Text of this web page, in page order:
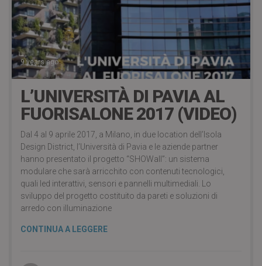
9 years ago
L’UNIVERSITÀ DI PAVIA AL
FUORISALONE 2017 (VIDEO)
Dal 4 al 9 aprile 2017, a Milano, in due location dell’Isola
Design District, l’Università di Pavia e le aziende partner
hanno presentato il progetto “SHOWall”: un sistema
modulare che sarà arricchito con contenuti tecnologici,
quali led interattivi, sensori e pannelli multimediali. Lo
sviluppo del progetto costituito da pareti e soluzioni di
arredo con illuminazione
CONTINUA A LEGGERE